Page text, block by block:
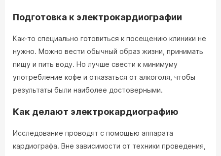
Подготовка к электрокардиографии
Как-то специально готовиться к посещению клиники не
нужно. Можно вести обычный образ жизни, принимать
пищу и пить воду. Но лучше свести к минимуму
употребление кофе и отказаться от алкоголя, чтобы
результаты были наиболее достоверными.
Как делают электрокардиографию
Исследование проводят с помощью аппарата
кардиографа. Вне зависимости от техники проведения,